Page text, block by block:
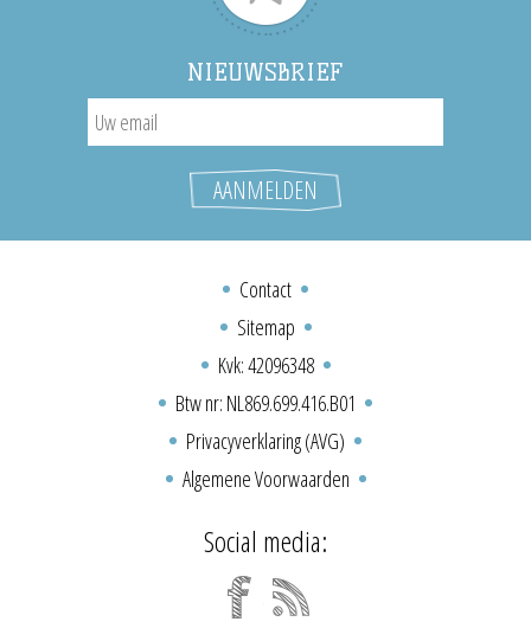
NIEUWSBRIEF
Contact
Sitemap
Kvk: 42096348
Btw nr: NL869.699.416.B01
Privacyverklaring (AVG)
Algemene Voorwaarden
Social media: